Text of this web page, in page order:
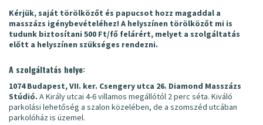
Kérjük, saját törölközőt és papucsot hozz magaddal a
masszázs igénybevételéhez! A helyszínen törölközőt mi is
tudunk biztosítani 500 Ft/fő felárért, melyet a szolgáltatás
előtt a helyszínen szükséges rendezni.
A szolgáltatás helye:
1074 Budapest, VII. ker. Csengery utca 26. Diamond Masszázs
Stúdió. A Király utcai 4-6 villamos megállótól 2 perc séta. Kiváló
parkolási lehetőség a szalon közelében, de a szomszéd utcában
parkolóház is üzemel.